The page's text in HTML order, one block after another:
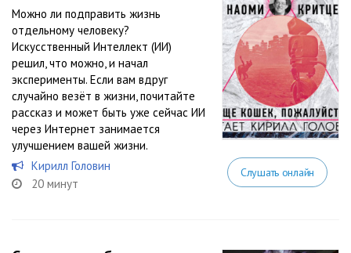
Можно ли подправить жизнь
отдельному человеку?
Искусственный Интеллект (ИИ)
решил, что можно, и начал
эксперименты. Если вам вдруг
случайно везёт в жизни, почитайте
рассказ и может быть уже сейчас ИИ
через Интернет занимается
улучшением вашей жизни.
Кирилл Головин
20 минут
Слушать онлайн